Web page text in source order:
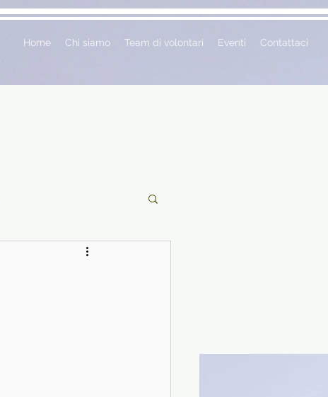
Home Chi siamo Team di volontari Eventi Contattaci